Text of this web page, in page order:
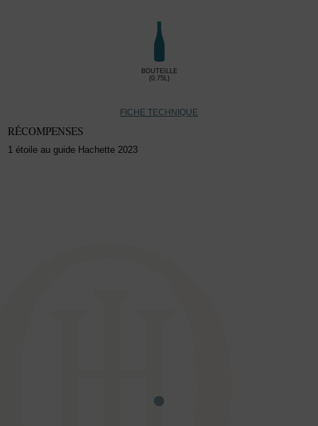
BOUTEILLE
(0,75L)
FICHE TECHNIQUE
RÉCOMPENSES
1 étoile au guide Hachette 2023